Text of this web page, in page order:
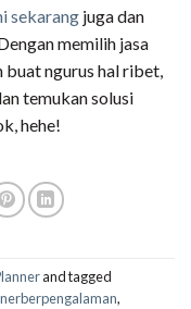
sekarang juga dan
memilih jasa
ngurus hal ribet,
temukan solusi
hehe!
and tagged
,